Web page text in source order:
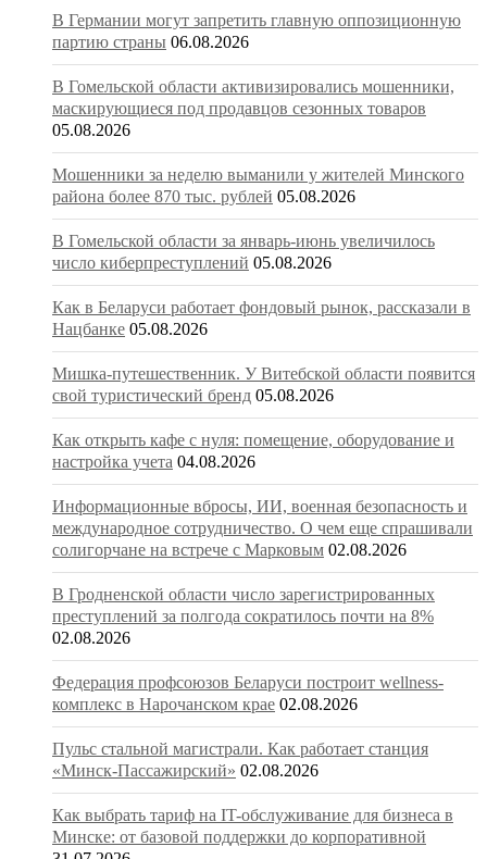
В Германии могут запретить главную оппозиционную
партию страны 06.08.2026
В Гомельской области активизировались мошенники,
маскирующиеся под продавцов сезонных товаров
05.08.2026
Мошенники за неделю выманили у жителей Минского
района более 870 тыс. рублей 05.08.2026
В Гомельской области за январь-июнь увеличилось
число киберпреступлений 05.08.2026
Как в Беларуси работает фондовый рынок, рассказали в
Нацбанке 05.08.2026
Мишка-путешественник. У Витебской области появится
свой туристический бренд 05.08.2026
Как открыть кафе с нуля: помещение, оборудование и
настройка учета 04.08.2026
Информационные вбросы, ИИ, военная безопасность и
международное сотрудничество. О чем еще спрашивали
солигорчане на встрече с Марковым 02.08.2026
В Гродненской области число зарегистрированных
преступлений за полгода сократилось почти на 8%
02.08.2026
Федерация профсоюзов Беларуси построит wellness-
комплекс в Нарочанском крае 02.08.2026
Пульс стальной магистрали. Как работает станция
«Минск-Пассажирский» 02.08.2026
Как выбрать тариф на IT-обслуживание для бизнеса в
Минске: от базовой поддержки до корпоративной